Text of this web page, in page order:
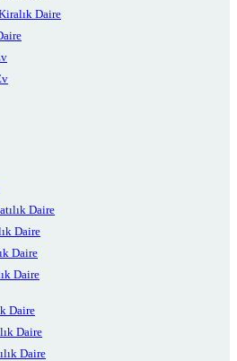
Daire
Daire
Daire
Daire
Daire
Daire
Daire
Daire